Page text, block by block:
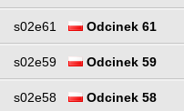
s02e61 Odcinek 61
s02e59 Odcinek 59
s02e58 Odcinek 58